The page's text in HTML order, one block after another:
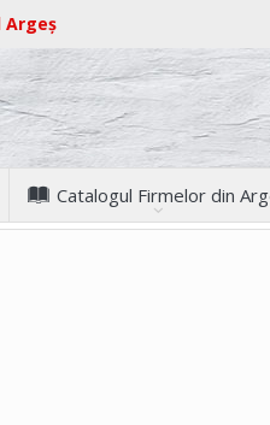
Argeș
Catalogul Firmelor din